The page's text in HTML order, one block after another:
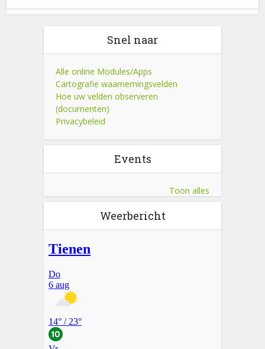
Snel naar
Alle online Modules/Apps
Cartografie waarnemingsvelden
Hoe uw velden observeren
(documenten)
Privacybeleid
Events
Toon alles
Weerbericht